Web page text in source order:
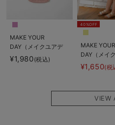
MAKE YOUR
DAY（メイクユアデ
イ）長袖リブボディ
¥1,980(税込)
40%OFF
MAKE YOUR
DAY（メイ
イ）プリー
ップ
¥1,650(税
VIEW